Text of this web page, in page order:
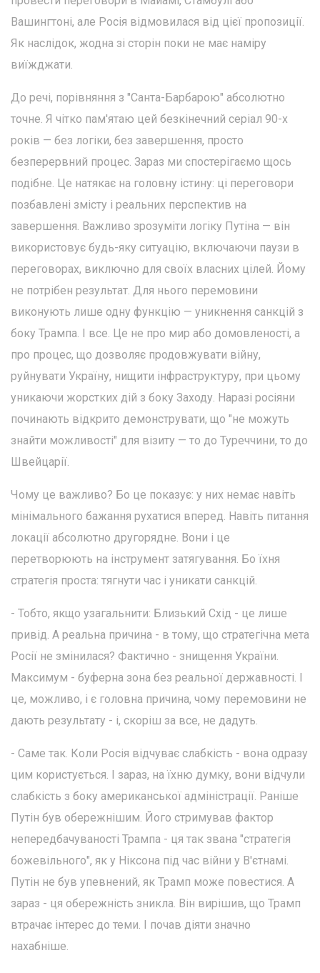
Вашингтоні, але Росія відмовилася від цієї пропозиції.
Як наслідок, жодна зі сторін поки не має наміру
виїжджати.
До речі, порівняння з "Санта-Барбарою" абсолютно
точне. Я чітко пам'ятаю цей безкінечний серіал 90-х
років — без логіки, без завершення, просто
безперервний процес. Зараз ми спостерігаємо щось
подібне. Це натякає на головну істину: ці переговори
позбавлені змісту і реальних перспектив на
завершення. Важливо зрозуміти логіку Путіна — він
використовує будь-яку ситуацію, включаючи паузи в
переговорах, виключно для своїх власних цілей. Йому
не потрібен результат. Для нього перемовини
виконують лише одну функцію — уникнення санкцій з
боку Трампа. І все. Це не про мир або домовленості, а
про процес, що дозволяє продовжувати війну,
руйнувати Україну, нищити інфраструктуру, при цьому
уникаючи жорстких дій з боку Заходу. Наразі росіяни
починають відкрито демонструвати, що "не можуть
знайти можливості" для візиту — то до Туреччини, то до
Швейцарії.
Чому це важливо? Бо це показує: у них немає навіть
мінімального бажання рухатися вперед. Навіть питання
локації абсолютно другорядне. Вони і це
перетворюють на інструмент затягування. Бо їхня
стратегія проста: тягнути час і уникати санкцій.
- Тобто, якщо узагальнити: Близький Схід - це лише
привід. А реальна причина - в тому, що стратегічна мета
Росії не змінилася? Фактично - знищення України.
Максимум - буферна зона без реальної державності. І
це, можливо, і є головна причина, чому перемовини не
дають результату - і, скоріш за все, не дадуть.
- Саме так. Коли Росія відчуває слабкість - вона одразу
цим користується. І зараз, на їхню думку, вони відчули
слабкість з боку американської адміністрації. Раніше
Путін був обережнішим. Його стримував фактор
непередбачуваності Трампа - ця так звана "стратегія
божевільного", як у Ніксона під час війни у В'єтнамі.
Путін не був упевнений, як Трамп може повестися. А
зараз - ця обережність зникла. Він вирішив, що Трамп
втрачає інтерес до теми. І почав діяти значно
нахабніше.